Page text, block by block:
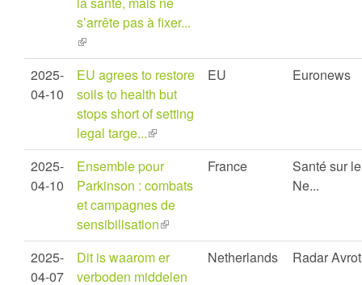
s’arrête pas à fixer...
(link
is
external)
2025-
04-10
EU agrees to restore
soils to health but
stops short of setting
legal targe...(link
is
external)
EU Euronews
2025-
04-10
Ensemble pour
Parkinson : combats
et campagnes de
sensibilisation(link
is
external)
France
Santé sur le
Ne...
2025-
04-07
Dit is waarom er
verboden middelen
Netherlands Radar